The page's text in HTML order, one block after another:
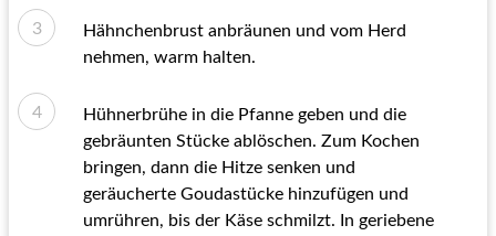
Hähnchenbrust anbräunen und vom Herd
nehmen, warm halten.
Hühnerbrühe in die Pfanne geben und die
gebräunten Stücke ablöschen. Zum Kochen
bringen, dann die Hitze senken und
geräucherte Goudastücke hinzufügen und
umrühren, bis der Käse schmilzt. In geriebene